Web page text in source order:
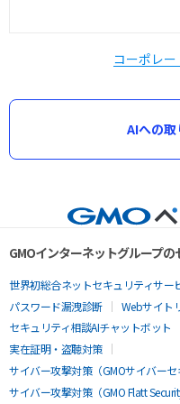
コーポレー
AIへの
GMOインターネットグループ
世界初総合ネットセキュリティサー
パスワード漏洩診断
Webサイト
セキュリティ相談AIチャットボット
実在証明・盗聴対策
サイバー攻撃対策（GMOサイバーセ
サイバー攻撃対策（GMO Flatt